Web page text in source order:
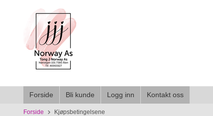
Forside Bli kunde Logg inn Kontakt oss
Forside Kjøpsbetingelsene